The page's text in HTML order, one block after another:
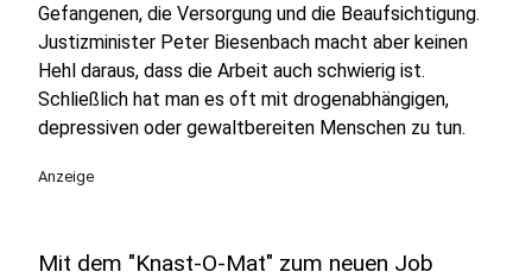
Gefangenen, die Versorgung und die Beaufsichtigung.
Justizminister Peter Biesenbach macht aber keinen
Hehl daraus, dass die Arbeit auch schwierig ist.
Schließlich hat man es oft mit drogenabhängigen,
depressiven oder gewaltbereiten Menschen zu tun.
Anzeige
Mit dem "Knast-O-Mat" zum neuen Job